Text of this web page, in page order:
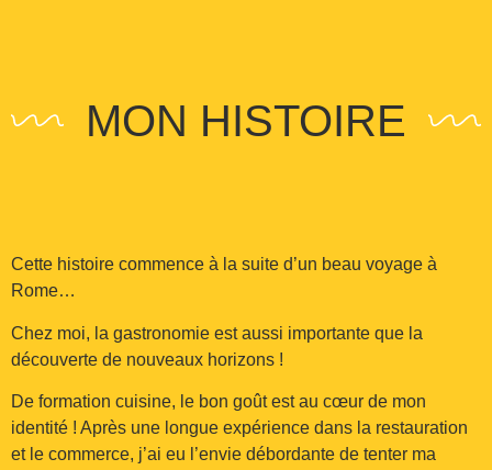
MON HISTOIRE
Cette histoire commence à la suite d’un beau voyage à
Rome…
Chez moi, la gastronomie est aussi importante que la
découverte de nouveaux horizons !
De formation cuisine, le bon goût est au cœur de mon
identité ! Après une longue expérience dans la restauration
et le commerce, j’ai eu l’envie débordante de tenter ma